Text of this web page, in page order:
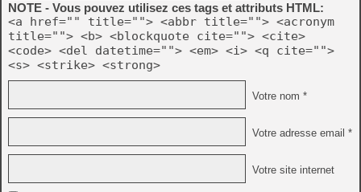
NOTE - Vous pouvez utilisez ces tags et attributs HTML:
<a href="" title=""> <abbr title=""> <acronym
title=""> <b> <blockquote cite=""> <cite>
<code> <del datetime=""> <em> <i> <q cite="">
<s> <strike> <strong>
Votre nom *
Votre adresse email *
Votre site internet